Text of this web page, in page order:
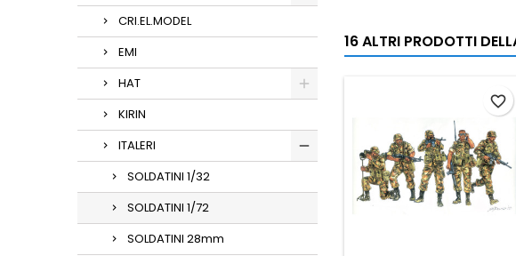
CRI.EL.MODEL
EMI
HAT
KIRIN
ITALERI
SOLDATINI 1/32
SOLDATINI 1/72
SOLDATINI 28mm
16 ALTRI PRODOTTI
favorite_border